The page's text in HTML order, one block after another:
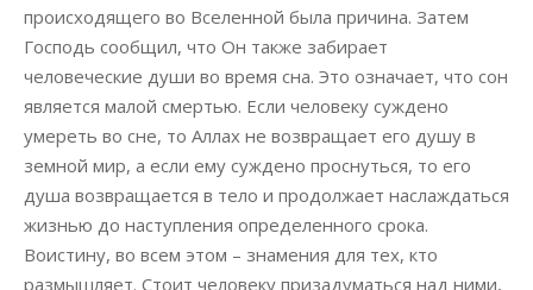
происходящего во Вселенной была причина. Затем
Господь сообщил, что Он также забирает
человеческие души во время сна. Это означает, что сон
является малой смертью. Если человеку суждено
умереть во сне, то Аллах не возвращает его душу в
земной мир, а если ему суждено проснуться, то его
душа возвращается в тело и продолжает наслаждаться
жизнью до наступления определенного срока.
Воистину, во всем этом – знамения для тех, кто
размышляет. Стоит человеку призадуматься над ними,